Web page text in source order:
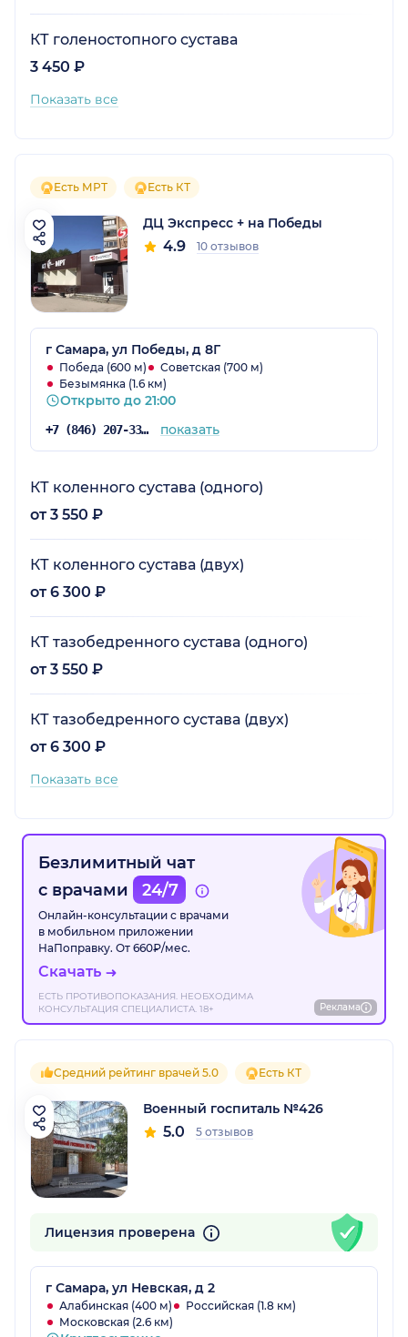
КТ голеностопного сустава
3 450 ₽
Показать все
Есть МРТ Есть КТ
ДЦ Экспресс + на Победы
4.9 10 отзывов
г Самара, ул Победы, д 8Г
Победа (600 м)
Советская (700 м)
Безымянка (1.6 км)
Открыто до 21:00
+7 (846) 207-33-03 показать
КТ коленного сустава (одного)
от 3 550 ₽
КТ коленного сустава (двух)
от 6 300 ₽
КТ тазобедренного сустава (одного)
от 3 550 ₽
КТ тазобедренного сустава (двух)
от 6 300 ₽
Показать все
Безлимитный чат
с врачами
24/7
Онлайн-консультации с врачами
в мобильном приложении
НаПоправку. От 660₽/мес.
Скачать
ЕСТЬ ПРОТИВОПОКАЗАНИЯ. НЕОБХОДИМА
КОНСУЛЬТАЦИЯ СПЕЦИАЛИСТА. 18+
Реклама
Средний рейтинг врачей 5.0 Есть КТ
Военный госпиталь №426
5.0 5 отзывов
Лицензия проверена
г Самара, ул Невская, д 2
Алабинская (400 м)
Российская (1.8 км)
Московская (2.6 км)